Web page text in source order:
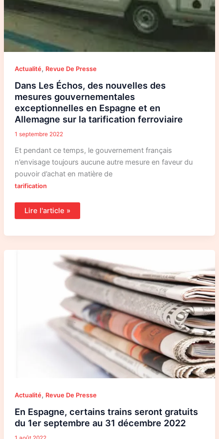
Actualité, Revue De Presse
Dans Les Échos, des nouvelles des
mesures gouvernementales
exceptionnelles en Espagne et en
Allemagne sur la tarification ferroviaire
1 septembre 2022
Et pendant ce temps, le gouvernement français
n’envisage toujours aucune autre mesure en faveur du
pouvoir d’achat en matière de
tarification
Lire l'article »
Actualité, Revue De Presse
En Espagne, certains trains seront gratuits
du 1er septembre au 31 décembre 2022
En
septembre
décembre